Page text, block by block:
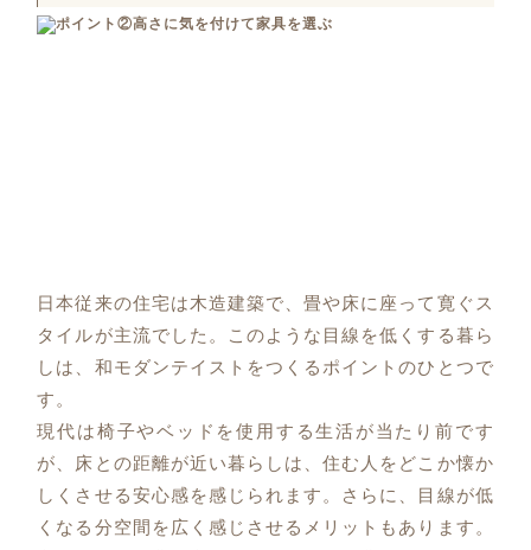
日本従来の住宅は木造建築で、畳や床に座って寛ぐス
タイルが主流でした。このような目線を低くする暮ら
しは、和モダンテイストをつくるポイントのひとつで
す。
現代は椅子やベッドを使用する生活が当たり前です
が、床との距離が近い暮らしは、住む人をどこか懐か
しくさせる安心感を感じられます。さらに、目線が低
くなる分空間を広く感じさせるメリットもあります。